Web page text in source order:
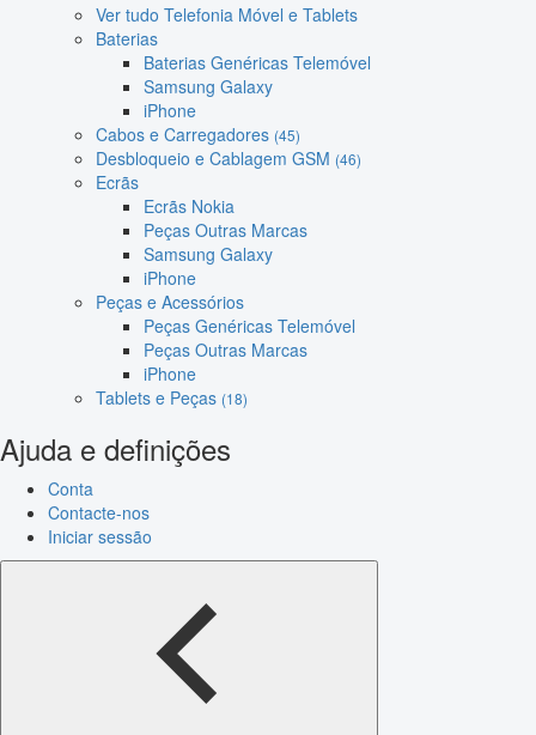
Ver tudo Telefonia Móvel e Tablets
Baterias
Baterias Genéricas Telemóvel
Samsung Galaxy
iPhone
Cabos e Carregadores (45)
Desbloqueio e Cablagem GSM (46)
Ecrãs
Ecrãs Nokia
Peças Outras Marcas
Samsung Galaxy
iPhone
Peças e Acessórios
Peças Genéricas Telemóvel
Peças Outras Marcas
iPhone
Tablets e Peças (18)
Ajuda e definições
Conta
Contacte-nos
Iniciar sessão